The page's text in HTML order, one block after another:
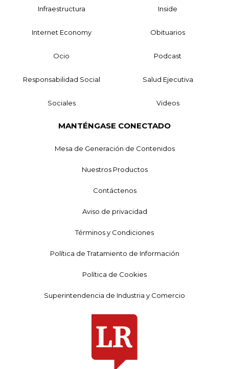
Infraestructura Inside
Internet Economy Obituarios
Ocio Podcast
Responsabilidad Social Salud Ejecutiva
Sociales Videos
MANTÉNGASE CONECTADO
Mesa de Generación de Contenidos
Nuestros Productos
Contáctenos
Aviso de privacidad
Términos y Condiciones
Política de Tratamiento de Información
Política de Cookies
Superintendencia de Industria y Comercio